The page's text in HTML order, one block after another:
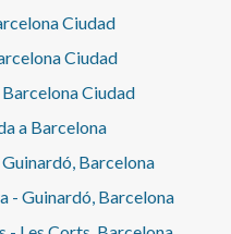
Ciudad
Ciudad
Ciudad
a Barcelona
Barcelona
- Guinardó, Barcelona